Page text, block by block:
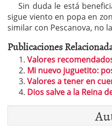
Sin duda le está
sigue viento en popa en
similar con Pescanova, no
Publicaciones
Valores
Mi nuevo juguetito:
Valores a tener en
Dios salve a la Reina